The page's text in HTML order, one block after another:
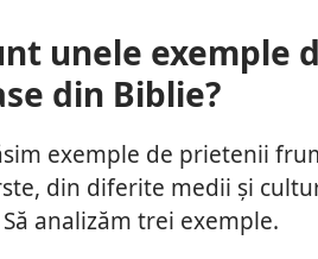
unele exemple
din Biblie?
exemple de prietenii
din diferite medii și
analizăm trei exemple.